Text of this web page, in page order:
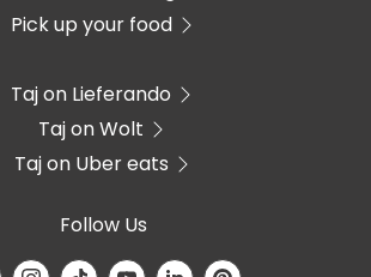
Pick up your food
Taj on Lieferando
Taj on Wolt
Taj on Uber eats
Follow Us